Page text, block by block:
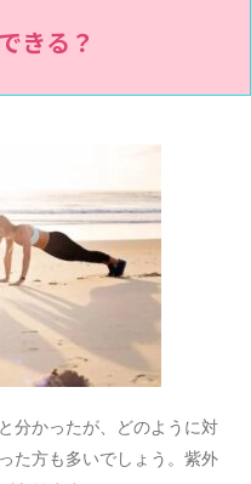
きる？
分かったが、どのように対
た方も多いでしょう。紫外